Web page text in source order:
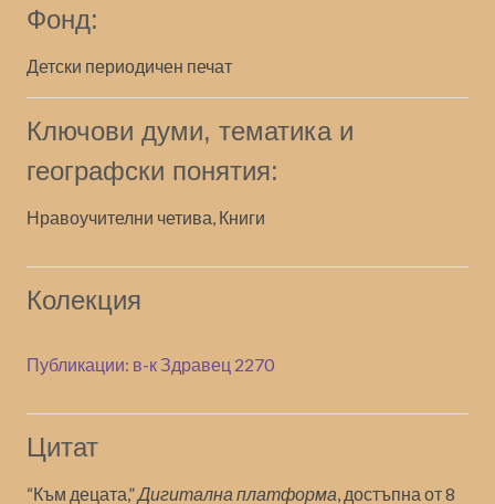
Фонд:
Детски периодичен печат
Ключови думи, тематика и
географски понятия:
Нравоучителни четива, Книги
Колекция
Публикации: в-к Здравец 2270
Цитат
“Към децата,”Дигитална платформа, достъпна от 8